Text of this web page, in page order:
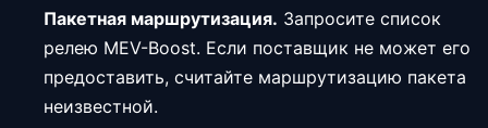
Пакетная маршрутизация. Запросите список
релею MEV-Boost. Если поставщик не может его
предоставить, считайте маршрутизацию пакета
неизвестной.